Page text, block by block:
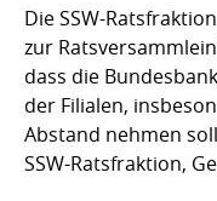
Die SSW-
zur
dass die
der Filialen,
Abstand nehmen
SSW-Ratsfraktion,